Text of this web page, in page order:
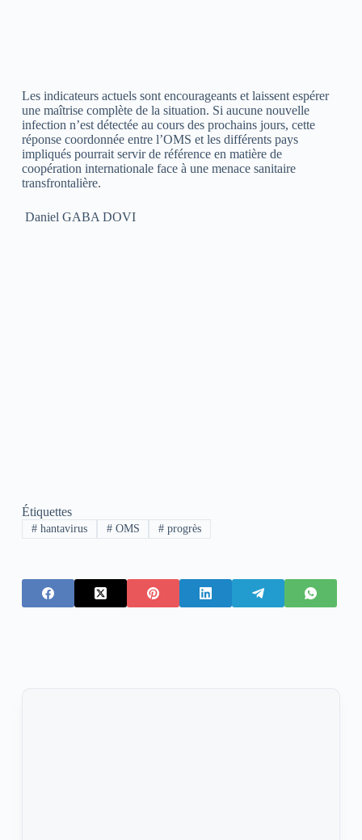
Les indicateurs actuels sont encourageants et laissent espérer
une maîtrise complète de la situation. Si aucune nouvelle
infection n’est détectée au cours des prochains jours, cette
réponse coordonnée entre l’OMS et les différents pays
impliqués pourrait servir de référence en matière de
coopération internationale face à une menace sanitaire
transfrontalière.
Daniel GABA DOVI
Étiquettes
#hantavirus #OMS # progrès